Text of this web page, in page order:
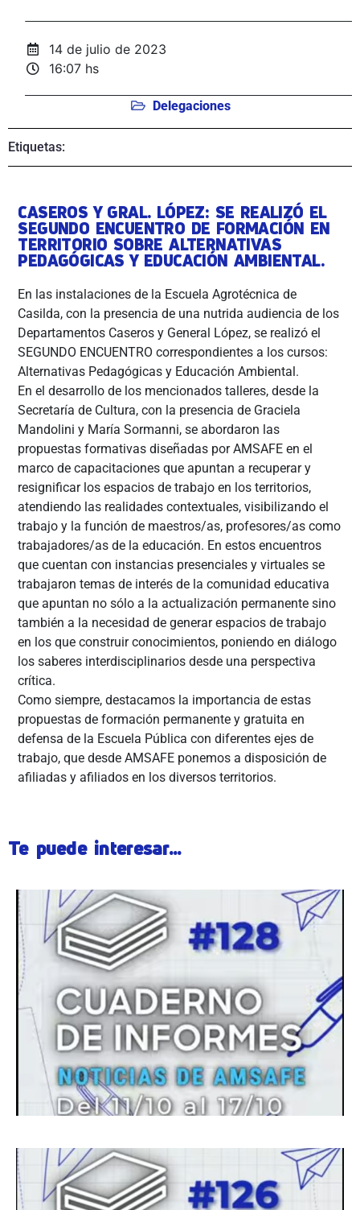
14 de julio de 2023
16:07 hs
Delegaciones
Etiquetas:
CASEROS Y GRAL. LÓPEZ: SE REALIZÓ EL
SEGUNDO ENCUENTRO DE FORMACIÓN EN
TERRITORIO SOBRE ALTERNATIVAS
PEDAGÓGICAS Y EDUCACIÓN AMBIENTAL.
En las instalaciones de la Escuela Agrotécnica de
Casilda, con la presencia de una nutrida audiencia de los
Departamentos Caseros y General López, se realizó el
SEGUNDO ENCUENTRO correspondientes a los cursos:
Alternativas Pedagógicas y Educación Ambiental.
En el desarrollo de los mencionados talleres, desde la
Secretaría de Cultura, con la presencia de Graciela
Mandolini y María Sormanni, se abordaron las
propuestas formativas diseñadas por AMSAFE en el
marco de capacitaciones que apuntan a recuperar y
resignificar los espacios de trabajo en los territorios,
atendiendo las realidades contextuales, visibilizando el
trabajo y la función de maestros/as, profesores/as como
trabajadores/as de la educación. En estos encuentros
que cuentan con instancias presenciales y virtuales se
trabajaron temas de interés de la comunidad educativa
que apuntan no sólo a la actualización permanente sino
también a la necesidad de generar espacios de trabajo
en los que construir conocimientos, poniendo en diálogo
los saberes interdisciplinarios desde una perspectiva
crítica.
Como siempre, destacamos la importancia de estas
propuestas de formación permanente y gratuita en
defensa de la Escuela Pública con diferentes ejes de
trabajo, que desde AMSAFE ponemos a disposición de
afiliadas y afiliados en los diversos territorios.
Te puede interesar...